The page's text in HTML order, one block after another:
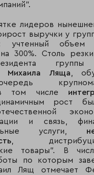
лидеров
выручки у
учтенный объем
300%. Столь
группы
Михаила Ляща ,
в том числе
рост
и связь,
услуги,
,
товары". В
по которым
Лящ отмечает